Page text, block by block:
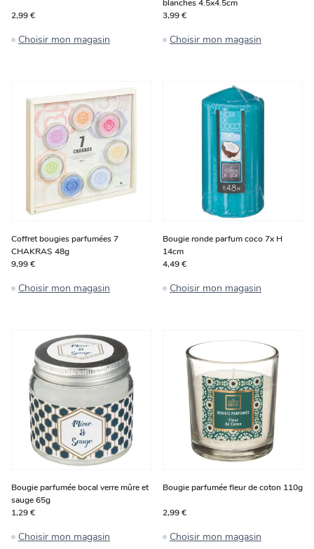
2,99 €
Choisir mon magasin
blanches 4.5x4.5cm
3,99 €
Choisir mon magasin
Coffret bougies parfumées 7
CHAKRAS 48g
9,99 €
Choisir mon magasin
Bougie ronde parfum coco 7x H
14cm
4,49 €
Choisir mon magasin
Bougie parfumée bocal verre mûre et
sauge 65g
1,29 €
Choisir mon magasin
Bougie parfumée fleur de coton 110g
2,99 €
Choisir mon magasin